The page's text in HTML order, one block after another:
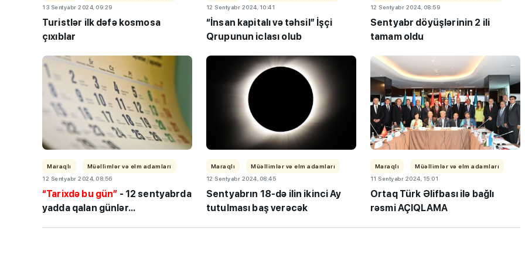
13 Sentyabr 2024, 09:29
Turistlər ilk dəfə kosmosa
çıxıblar
12 Sentyabr 2024, 10:41
“İnsan kapitalı və təhsil” İşçi
Qrupunun iclası olub
12 Sentyabr 2024, 08:59
Sentyabr döyüşlərinin 2 ili
tamam oldu
Maraqlı
Müəllimlər və elm adamları
12 Sentyabr 2024, 08:56
“Tarixdə bu gün” - 12 sentyabrda
yadda qalan günlər...
Maraqlı
Müəllimlər və elm adamları
12 Sentyabr 2024, 08:45
Sentyabrın 18-də ilin ikinci Ay
tutulması baş verəcək
Maraqlı
Müəllimlər və elm adamları
11 Sentyabr 2024, 15:01
Ortaq Türk Əlifbası ilə bağlı
rəsmi AÇIQLAMA
“Həftənin təhsil icmalı”- MİQ,
lisey seçimi, bağçalar və qəbul
imtahanları...
"Həftənin təhsil icmalı": Qəbul
marafonu başa çatdı,
müəllimlərin nəticələri dəyişdi...